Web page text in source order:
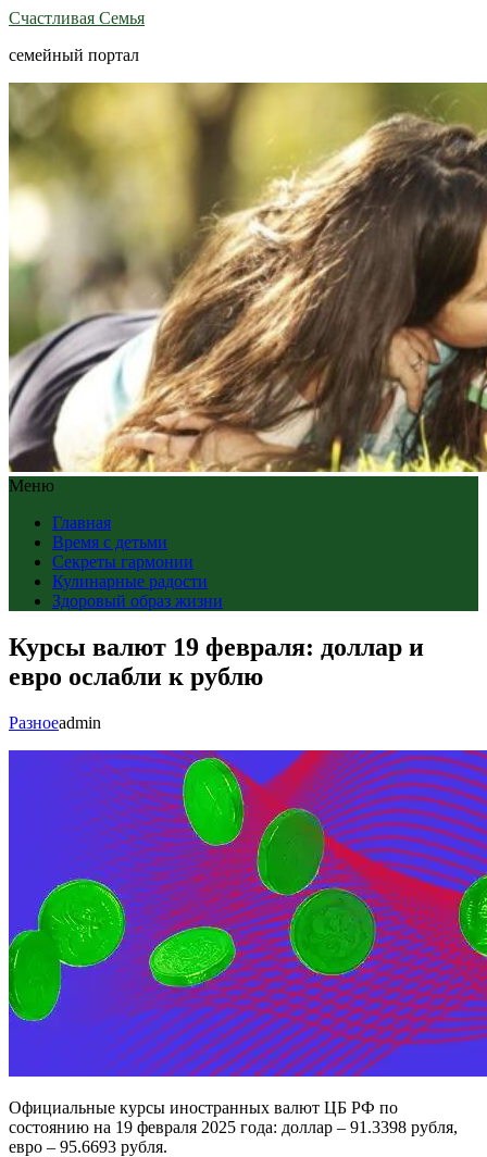
Счастливая Семья
семейный портал
Меню
Главная
Время с детьми
Секреты гармонии
Кулинарные радости
Здоровый образ жизни
Курсы валют 19 февраля: доллар и
евро ослабли к рублю
Разноеadmin
Официальные курсы иностранных валют ЦБ РФ по
состоянию на 19 февраля 2025 года: доллар – 91.3398 рубля,
евро – 95.6693 рубля.